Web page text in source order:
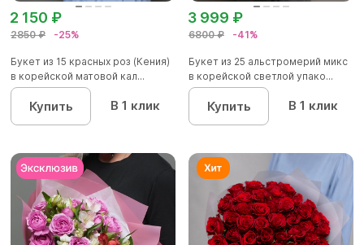
2850 ₽ -25%
2 150 ₽
Букет из 15 красных роз (Кения)
в корейской матовой кал...
Купить В 1 клик
6800 ₽ -41%
3 999 ₽
Букет из 25 альстромерий микс
в корейской светлой упако...
Купить В 1 клик